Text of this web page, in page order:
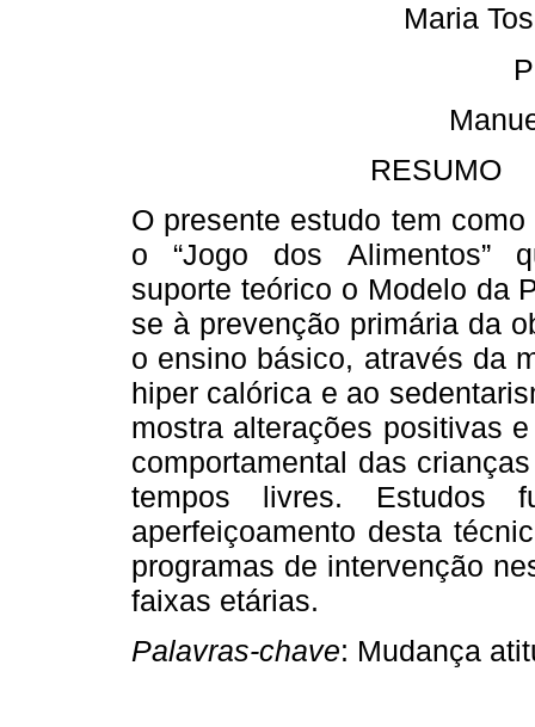
Maria
RESUMO
O presente estudo tem
o “Jogo dos Alimentos”
suporte teórico o Modelo da
se à prevenção primária da
o ensino básico, através da
hiper calórica e ao
mostra alterações positivas
comportamental das
tempos livres. Estudos
aperfeiçoamento desta
programas de intervenção
faixas etárias.
Palavras-chave: Mudança